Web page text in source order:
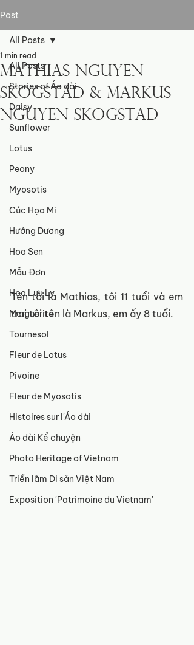
Post
All Posts
Stories of Áo dài
Daisy
Sunflower
Lotus
Peony
Myosotis
Cúc Họa Mi
Hướng Dương
Hoa Sen
Mẫu Đơn
Hoa Lưu Ly
Marguerite
Tournesol
Fleur de Lotus
Pivoine
Fleur de Myosotis
Histoires sur l'Áo dài
Áo dài Kể chuyện
Photo Heritage of Vietnam
Triển lãm Di sản Việt Nam
Exposition 'Patrimoine du Vietnam'
All Posts
Mathias Nguyen
Skogstad & Markus
Nguyen Skogstad
1 min read
Tên tôi là Mathias, tôi 11 tuổi và em
trai tôi tên là Markus, em ấy 8 tuổi.